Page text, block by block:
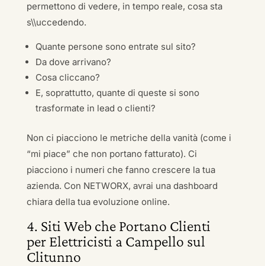
permettono di vedere, in tempo reale, cosa sta
s\\uccedendo.
Quante persone sono entrate sul sito?
Da dove arrivano?
Cosa cliccano?
E, soprattutto, quante di queste si sono
trasformate in lead o clienti?
Non ci piacciono le metriche della vanità (come i
“mi piace” che non portano fatturato). Ci
piacciono i numeri che fanno crescere la tua
azienda. Con NETWORX, avrai una dashboard
chiara della tua evoluzione online.
4. Siti Web che Portano Clienti
per Elettricisti a Campello sul
Clitunno